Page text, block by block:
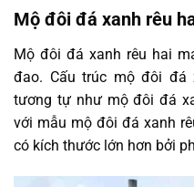
Mộ đôi đá xanh rêu
Mộ đôi đá xanh rêu hai
đao. Cấu trúc mộ đôi đá
tương tự như mộ đôi đá
với mẫu mộ đôi đá xanh
có kích thước lớn hơn bởi